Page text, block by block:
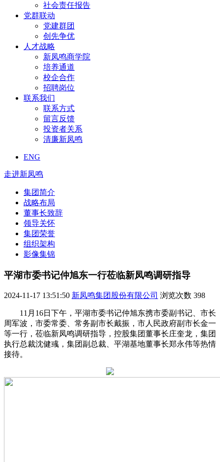
社会责任报告
党群联动
党建群团
创先争优
人才战略
新凤鸣商学院
培养通道
校企合作
招聘岗位
联系我们
联系方式
留言反馈
投资者关系
清廉新凤鸣
ENG
走进新凤鸣
集团简介
战略布局
董事长致辞
领导关怀
集团荣誉
组织架构
影像集锦
平湖市委书记仲旭东一行莅临新凤鸣调研指导
2024-11-17 13:51:50 新凤鸣集团股份有限公司 浏览次数 398
11月16日下午，平湖市委书记仲旭东携市委副书记、市长
周军波，市委常委、常务副市长戴振，市人民政府副市长金一
等一行，莅临新凤鸣调研指导，控股集团董事长庄奎龙，集团
执行总裁沈健彧，集团副总裁、平湖基地董事长郑永伟等热情
接待。